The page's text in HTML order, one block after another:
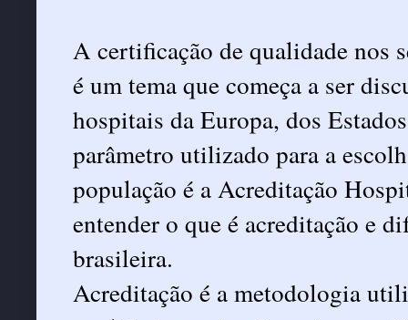
A certificação de qualidade nos
é um tema que começa a ser
hospitais da Europa, dos
parâmetro utilizado para a
população é a Acreditação
entender o que é acreditação e
brasileira.
Acreditação é a metodologia